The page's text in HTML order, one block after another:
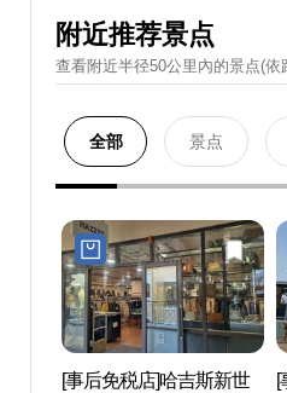
附近推荐景点
查看附近半径50公里內的景点(依
全部 景点
[事后免税店]哈吉斯新世
[